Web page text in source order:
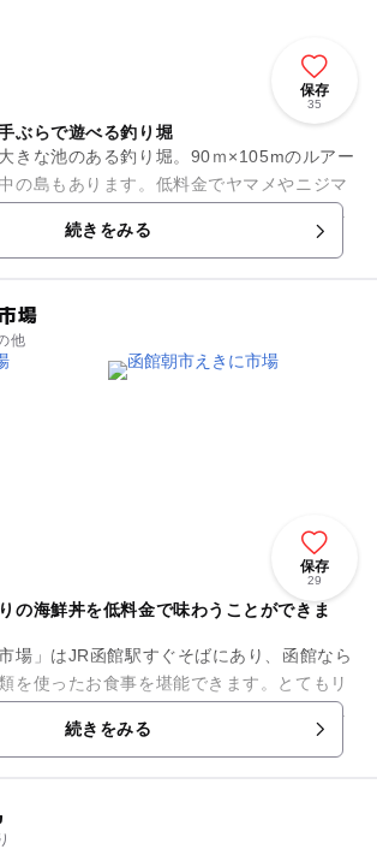
保存
35
ぶらで遊べる釣り堀
きな池のある釣り堀。90ｍ×105mのルアー
の島もあります。低料金でヤマメやニジマ
めます。ラーメンの黄色い幟のあるレスト
続きをみる
場
他
保存
29
の海鮮丼を低料金で味わうことができま
場」はJR函館駅すぐそばにあり、函館なら
を使ったお食事を堪能できます。とてもリ
、海鮮ちらし丼・カニ丼・いくら丼・いか
しめ、...続きをみる